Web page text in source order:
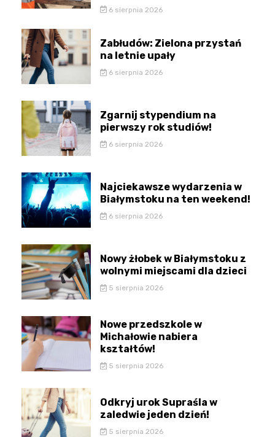
6 sierpnia 2026
Zabłudów: Zielona przystań
na letnie upały
6 sierpnia 2026
Zgarnij stypendium na
pierwszy rok studiów!
6 sierpnia 2026
Najciekawsze wydarzenia w
Białymstoku na ten weekend!
6 sierpnia 2026
Nowy żłobek w Białymstoku z
wolnymi miejscami dla dzieci
5 sierpnia 2026
Nowe przedszkole w
Michałowie nabiera
kształtów!
5 sierpnia 2026
Odkryj urok Supraśla w
zaledwie jeden dzień!
5 sierpnia 2026